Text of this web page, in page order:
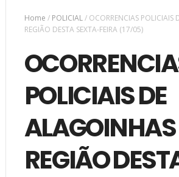
Home / POLICIAL/ OCORRENCIAS POLICIAIS
REGIÃO DESTA SEXTA-FEIRA (17/05)
POLICIAIS DE
ALAGOINHAS
REGIÃO